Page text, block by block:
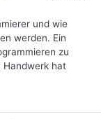
und wie
werden. Ein
zu
Handwerk hat